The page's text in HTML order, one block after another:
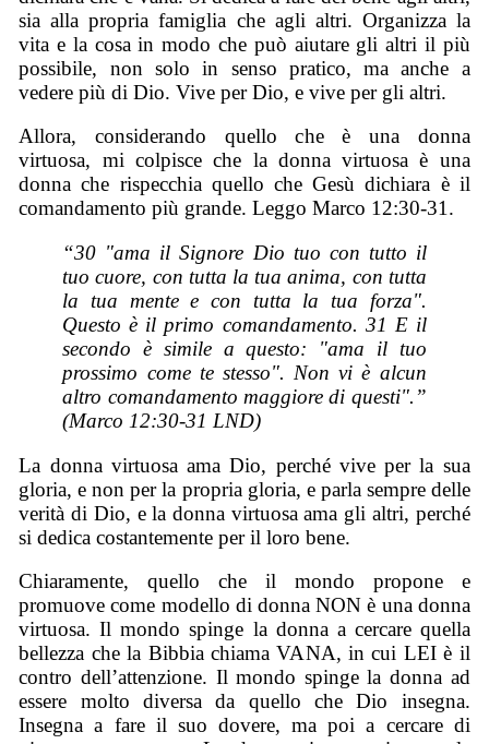
sia alla propria famiglia che agli altri. Organizza la
vita e la cosa in modo che può aiutare gli altri il più
possibile, non solo in senso pratico, ma anche a
vedere più di Dio. Vive per Dio, e vive per gli altri.
Allora, considerando quello che è una donna
virtuosa, mi colpisce che la donna virtuosa è una
donna che rispecchia quello che Gesù dichiara è il
comandamento più grande. Leggo Marco 12:30-31.
“30 "ama il Signore Dio tuo con tutto il
tuo cuore, con tutta la tua anima, con tutta
la tua mente e con tutta la tua forza".
Questo è il primo comandamento. 31 E il
secondo è simile a questo: "ama il tuo
prossimo come te stesso". Non vi è alcun
altro comandamento maggiore di questi".”
(Marco 12:30-31 LND)
La donna virtuosa ama Dio, perché vive per la sua
gloria, e non per la propria gloria, e parla sempre delle
verità di Dio, e la donna virtuosa ama gli altri, perché
si dedica costantemente per il loro bene.
Chiaramente, quello che il mondo propone e
promuove come modello di donna NON è una donna
virtuosa. Il mondo spinge la donna a cercare quella
bellezza che la Bibbia chiama VANA, in cui LEI è il
contro dell’attenzione. Il mondo spinge la donna ad
essere molto diversa da quello che Dio insegna.
Insegna a fare il suo dovere, ma poi a cercare di